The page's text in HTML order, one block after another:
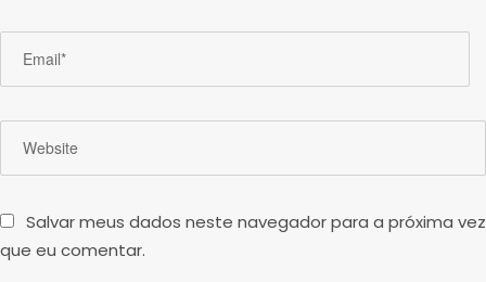
Salvar meus dados neste navegador para a próxima vez
que eu comentar.